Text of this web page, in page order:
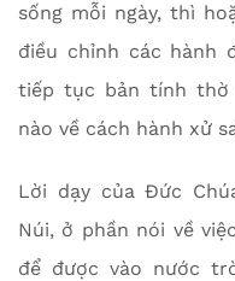
sống mỗi ngày, thì
điều chỉnh các hành
tiếp tục bản tính thờ
nào về cách hành xử
Lời dạy của Đức
Núi, ở phần nói về
để được vào nước